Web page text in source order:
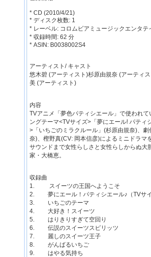
* CD (2010/4/21)
* ディスク枚数: 1
* レーベル: コロムビアミュージックエンタテ
* 収録時間: 62 分
* ASIN: B0038002S4
アーティスト/ キャスト
悠木碧 (アーティスト)杉原由規奈 (アーティ
美 (アーティスト)
内容
TVアニメ「夢色パティシエール」で使われ
ングテーマ<TVサイズ>「夢にエール! パテ
>「いちごのミラクルール」(杉原由規奈)、
奈)、樫野真(CV: 岡本信彦)によるミニドラマ
サウンドまで女性らしさと女性らしからぬ
家・大橋恵。
収録曲
1. スイーツの王国へようこそ
2. 夢にエール！パティシエール♪（
3. いちごのテーマ
4. 大好き！スイーツ
5. はりきりすぎて空回り
6. 伝説のスイーツスピリッツ
7. 麗しのスイーツ王子
8. がんばるいちご
9. はやる気持ち